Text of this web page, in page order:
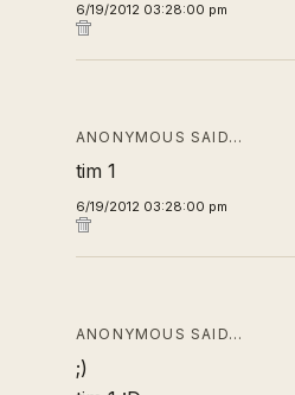
6/19/2012 03:28:00 pm
ANONYMOUS SAID…
tim 1
6/19/2012 03:28:00 pm
ANONYMOUS SAID…
;)